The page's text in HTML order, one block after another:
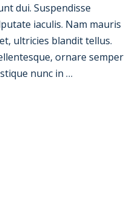
dui. Suspendisse
iaculis. Nam mauris
ultricies blandit tellus.
ornare semper
nunc in …